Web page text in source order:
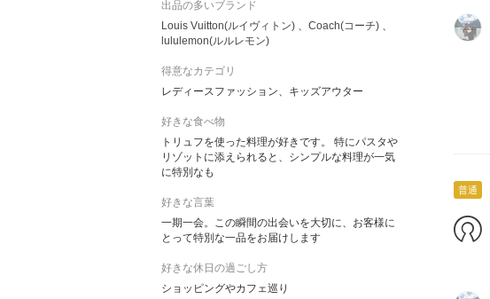
出品の多いブランド
Louis Vuitton(ルイヴィトン)
Coach(コーチ)
lululemon(ルルレモン)
得意なカテゴリ
レディースファッション、キッズアウター
好きな食べ物
トリュフを使った料理が好きです。 特にパスタや
リゾットに添えられると、シンプルな料理が一気
に特別なも
好きな言葉
一期一会。この瞬間の出会いを大切に、お客様に
とって特別な一品をお届けします
好きな休日の過ごし方
ショッピングやカフェ巡り
普通